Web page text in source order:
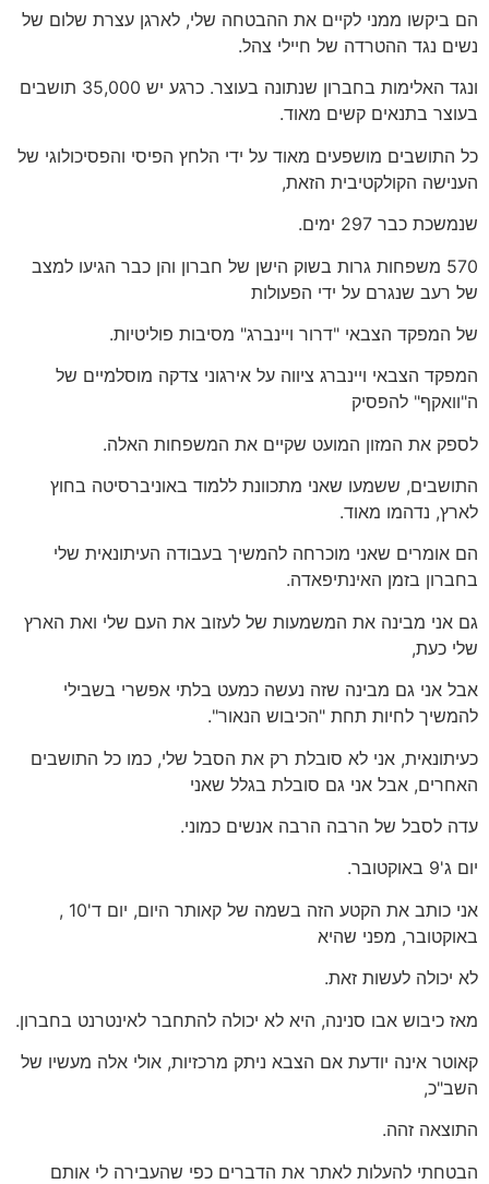
הם ביקשו ממני לקיים את ההבטחה שלי, לארגן עצרת שלום של
נשים נגד ההטרדה של חיילי צהל.
ונגד האלימות בחברון שנתונה בעוצר. כרגע יש 35,000 תושבים
בעוצר בתנאים קשים מאוד.
כל התושבים מושפעים מאוד על ידי הלחץ הפיסי והפסיכולוגי של
הענישה הקולקטיבית הזאת,
שנמשכת כבר 297 ימים.
570 משפחות גרות בשוק הישן של חברון והן כבר הגיעו למצב
של רעב שנגרם על ידי הפעולות
של המפקד הצבאי "דרור ויינברג" מסיבות פוליטיות.
המפקד הצבאי ויינברג ציווה על אירגוני צדקה מוסלמיים של
ה"וואקף" להפסיק
לספק את המזון המועט שקיים את המשפחות האלה.
התושבים, ששמעו שאני מתכוונת ללמוד באוניברסיטה בחוץ
לארץ, נדהמו מאוד.
הם אומרים שאני מוכרחה להמשיך בעבודה העיתונאית שלי
בחברון בזמן האינתיפאדה.
גם אני מבינה את המשמעות של לעזוב את העם שלי ואת הארץ
שלי כעת,
אבל אני גם מבינה שזה נעשה כמעט בלתי אפשרי בשבילי
להמשיך לחיות תחת "הכיבוש הנאור".
כעיתונאית, אני לא סובלת רק את הסבל שלי, כמו כל התושבים
האחרים, אבל אני גם סובלת בגלל שאני
עדה לסבל של הרבה הרבה אנשים כמוני.
יום ג'9 באוקטובר.
אני כותב את הקטע הזה בשמה של קאותר היום, יום ד'10 ,
באוקטובר, מפני שהיא
לא יכולה לעשות זאת.
מאז כיבוש אבו סנינה, היא לא יכולה להתחבר לאינטרנט בחברון.
קאוטר אינה יודעת אם הצבא ניתק מרכזיות, אולי אלה מעשיו של
השב"כ,
התוצאה זהה.
הבטחתי להעלות לאתר את הדברים כפי שהעבירה לי אותם